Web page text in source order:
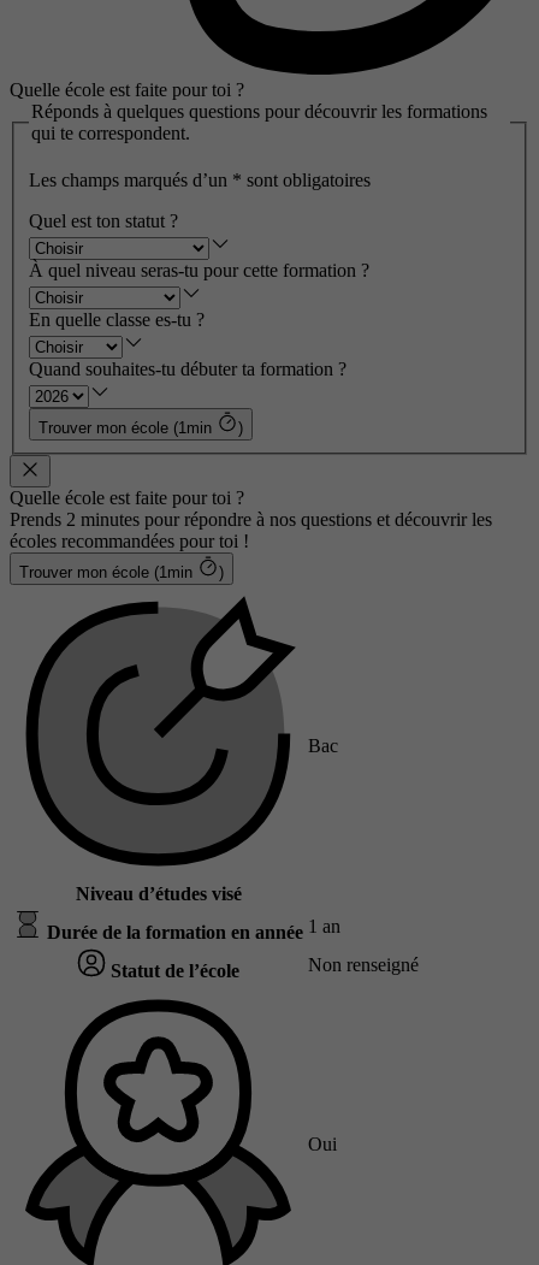
Quelle école est faite pour toi ?
Réponds à quelques questions pour découvrir les formations
qui te correspondent.
Les champs marqués d’un * sont obligatoires
Quel est ton statut ?
À quel niveau seras-tu pour cette formation ?
En quelle classe es-tu ?
Quand souhaites-tu débuter ta formation ?
Trouver mon école (1min )
Quelle école est faite pour toi ?
Prends 2 minutes pour répondre à nos questions et découvrir les
écoles recommandées pour toi !
Trouver mon école (1min )
Niveau d’études visé
Bac
Durée de la formation en année 1 an
Statut de l’école Non renseigné
Oui